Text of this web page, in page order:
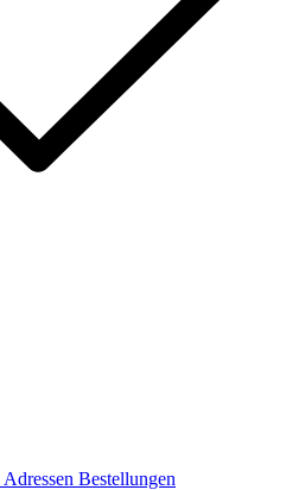
Adressen Bestellungen